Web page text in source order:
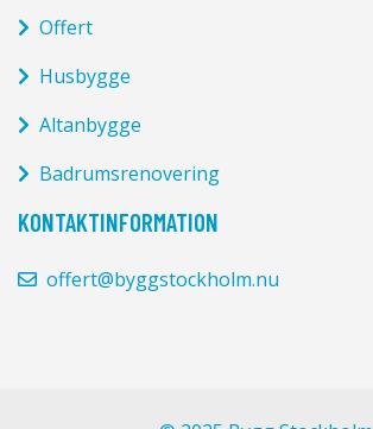
Offert
Husbygge
Altanbygge
Badrumsrenovering
KONTAKTINFORMATION
offert@byggstockholm.nu